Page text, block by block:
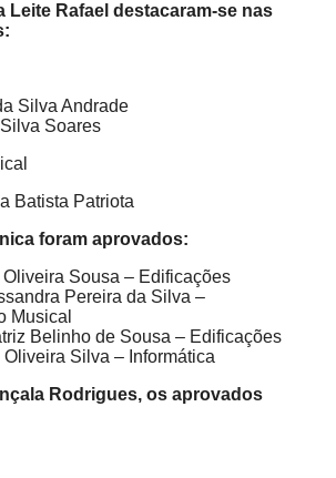
Leite Rafael destacaram-se nas
Silva Andrade
Soares
Batista Patriota
foram aprovados:
Sousa – Edificações
Pereira da Silva –
Musical
Belinho de Sousa – Edificações
Oliveira Silva – Informática
Rodrigues, os aprovados